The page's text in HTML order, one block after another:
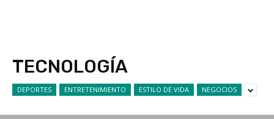
TECNOLOGÍA
DEPORTES ENTRETENIMIENTO ESTILO DE VIDA NEGOCIOS